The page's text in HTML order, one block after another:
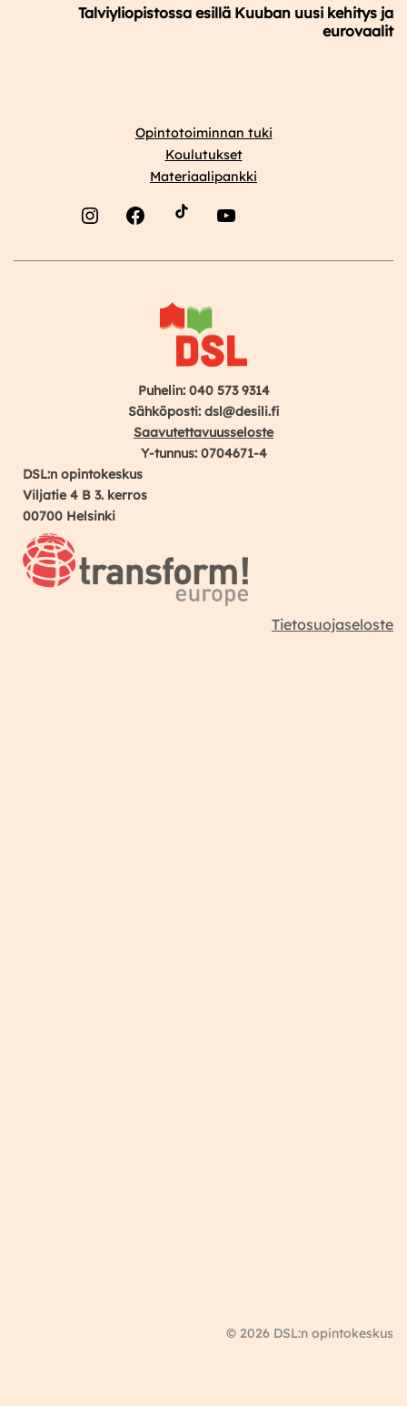
Talviyliopistossa esillä Kuuban uusi kehitys ja
eurovaalit
Opintotoiminnan tuki
Koulutukset
Materiaalipankki
Puhelin: 040 573 9314
Sähköposti: dsl@desili.fi
Saavutettavuusseloste
Y-tunnus: 0704671-4
DSL:n opintokeskus
Viljatie 4 B 3. kerros
00700 Helsinki
© 2026 DSL:n opintokeskus
Tietosuojaseloste